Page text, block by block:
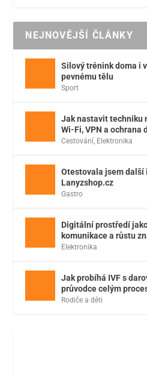
NEJNOVĚJŠÍ ČLÁNKY
Silový trénink doma i
pevnému tělu
Sport
Jak nastavit techniku
Wi-Fi, VPN a ochrana
Cestování, Elektronika
Otestovala jsem
Lanyzshop.cz
Gastro
Digitální prostředí
komunikace a růstu
Elektronika
Jak probíhá IVF s
průvodce celým
Rodiče a děti